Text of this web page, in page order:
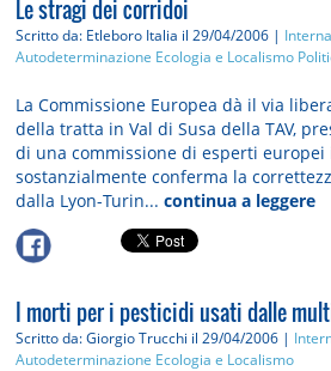
Le stragi dei corridoi
Scritto da: Etleboro Italia il 29/04/2006 |
Autodeterminazione Ecologia e Localismo
La Commissione Europea dà il via
della tratta in Val di Susa della TAV,
di una commissione di esperti
sostanzialmente conferma la
dalla Lyon-Turin...continua a leggere
I morti per i pesticidi usati dalle
Scritto da: Giorgio Trucchi il 29/04/2006 |
Autodeterminazione Ecologia e Localismo